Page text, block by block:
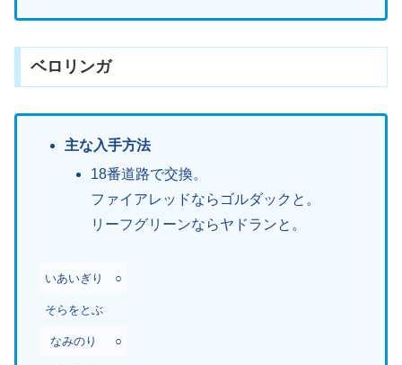
ベロリンガ
主な入手方法
18番道路で交換。
ファイアレッドならゴルダックと。
リーフグリーンならヤドランと。
いあいぎり ○
そらをとぶ
なみのり ○